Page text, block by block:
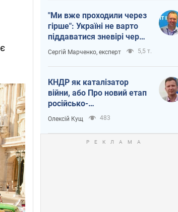
"Ми вже проходили через
гірше": Україні не варто
піддаватися зневірі через
ракетний терор
Сергій Марченко, експерт 5,5 т.
КНДР як каталізатор
війни, або Про новий етап
російсько-
північнокорейського
Олексій Кущ 483